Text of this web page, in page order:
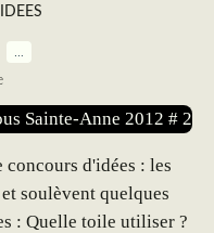
d'idées : les
soulèvent quelques
: Quelle toile utiliser ?